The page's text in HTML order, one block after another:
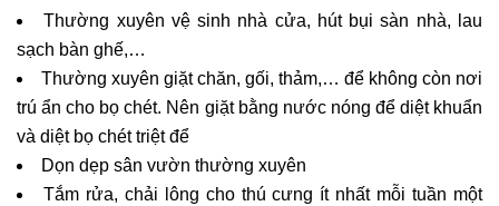
Thường xuyên vệ sinh nhà cửa, hút bụi sàn nhà, lau
sạch bàn ghế,…
Thường xuyên giặt chăn, gối, thảm,… để không còn nơi
trú ẩn cho bọ chét. Nên giặt bằng nước nóng để diệt khuẩn
và diệt bọ chét triệt để
Dọn dẹp sân vườn thường xuyên
Tắm rửa, chải lông cho thú cưng ít nhất mỗi tuần một